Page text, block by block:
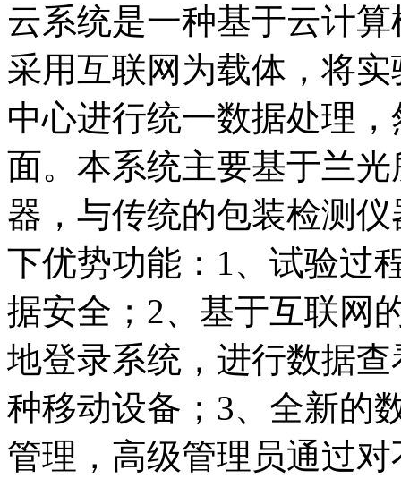
云系统是一种基于云计
采用互联网为载体，将
中心进行统一数据处理
面。本系统主要基于兰
器，与传统的包装检测
下优势功能：1、试验过
据安全；2、基于互联网
地登录系统，进行数据
种移动设备；3、全新的
管理，高级管理员通过